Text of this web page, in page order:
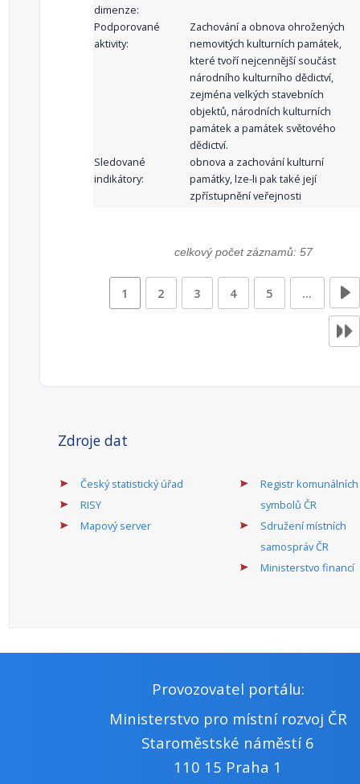
dimenze:
Podporované
aktivity:
Zachování a obnova ohrožených
nemovitých kulturních památek,
které tvoří nejcennější součást
národního kulturního dědictví,
zejména velkých stavebních
objektů, národních kulturních
památek a památek světového
dědictví.
Sledované
indikátory:
obnova a zachování kulturní
památky, lze-li pak také její
zpřístupnění veřejnosti
celkový počet záznamů: 57
1 2 3 4 5 …
Zdroje dat
Český statistický úřad
RISY
Mapový server
Registr komunálních
symbolů ČR
Sdružení místních
samospráv ČR
Ministerstvo financí
Provozovatel portálu:
Ministerstvo pro místní rozvoj ČR
Staroměstské náměstí 6
110 15 Praha 1